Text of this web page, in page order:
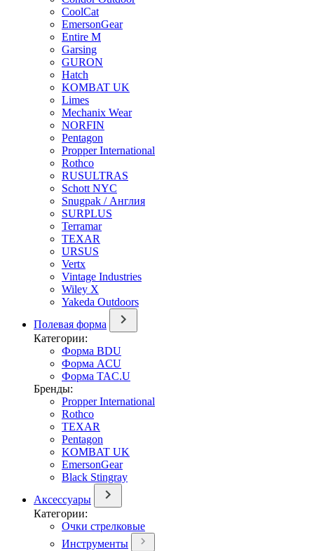
CoolCat
EmersonGear
Entire M
Garsing
GURON
Hatch
KOMBAT UK
Limes
Mechanix Wear
NORFIN
Pentagon
Propper International
Rothco
RUSULTRAS
Schott NYC
Snugpak / Англия
SURPLUS
Terramar
TEXAR
URSUS
Vertx
Vintage Industries
Wiley X
Yakeda Outdoors
Полевая форма
Категории:
Форма BDU
Форма ACU
Форма TAC.U
Бренды:
Propper International
Rothco
TEXAR
Pentagon
KOMBAT UK
EmersonGear
Black Stingray
Аксессуары
Категории:
Очки стрелковые
Инструменты